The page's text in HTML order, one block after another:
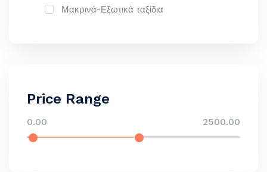
Μακρινά-Εξωτικά ταξίδια
Price Range
0.00 2500.00